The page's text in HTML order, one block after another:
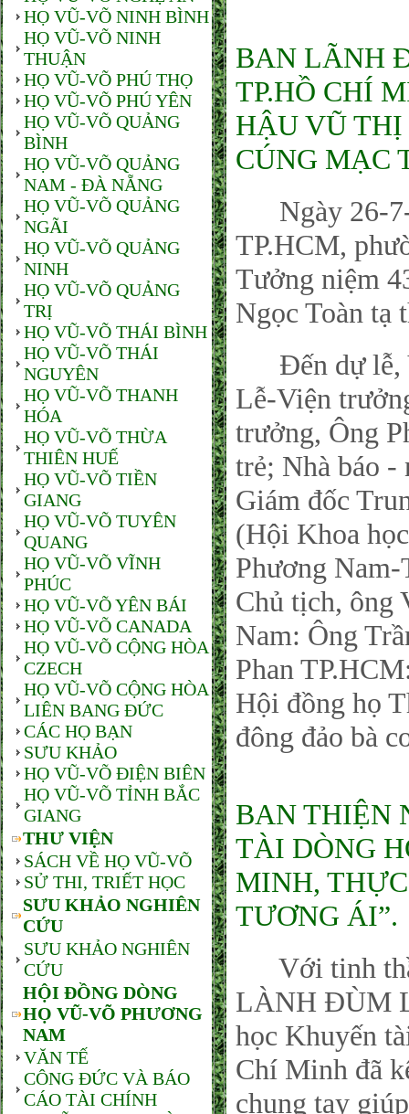
HỌ VŨ-VÕ NINH BÌNH
HỌ VŨ-VÕ NINH
THUẬN
HỌ VŨ-VÕ PHÚ THỌ
HỌ VŨ-VÕ PHÚ YÊN
HỌ VŨ-VÕ QUẢNG
BÌNH
HỌ VŨ-VÕ QUẢNG
NAM - ĐÀ NẴNG
HỌ VŨ-VÕ QUẢNG
NGÃI
HỌ VŨ-VÕ QUẢNG
NINH
HỌ VŨ-VÕ QUẢNG
TRỊ
HỌ VŨ-VÕ THÁI BÌNH
HỌ VŨ-VÕ THÁI
NGUYÊN
HỌ VŨ-VÕ THANH
HÓA
HỌ VŨ-VÕ THỪA
THIÊN HUẾ
HỌ VŨ-VÕ TIỀN
GIANG
HỌ VŨ-VÕ TUYÊN
QUANG
HỌ VŨ-VÕ VĨNH
PHÚC
HỌ VŨ-VÕ YÊN BÁI
HỌ VŨ-VÕ CANADA
HỌ VŨ-VÕ CỘNG HÒA
CZECH
HỌ VŨ-VÕ CỘNG HÒA
LIÊN BANG ĐỨC
CÁC HỌ BẠN
SƯU KHẢO
HỌ VŨ-VÕ ĐIỆN BIÊN
HỌ VŨ-VÕ TỈNH BẮC
GIANG
THƯ VIỆN
SÁCH VỀ HỌ VŨ-VÕ
SỬ THI, TRIẾT HỌC
SƯU KHẢO NGHIÊN
CỨU
SƯU KHẢO NGHIÊN
CỨU
HỘI ĐỒNG DÒNG
HỌ VŨ-VÕ PHƯƠNG
NAM
VĂN TẾ
CÔNG ĐỨC VÀ BÁO
CÁO TÀI CHÍNH
BAN LÃNH
TP.HỒ CHÍ
HẬU VŨ THỊ
CÚNG MẠC
Ngày 26-7-
TP.HCM,
Tưởng niệm
Ngọc Toàn tạ
Đến dự lễ,
Lễ-Viện
trưởng, Ông
trẻ; Nhà báo -
Giám đốc
(Hội Khoa
Phương
Chủ tịch, ông
Nam: Ông
Phan
Hội đồng họ
đông đảo bà
BAN THIỆN
TÀI DÒNG
MINH,
TƯƠNG ÁI”.
Với tinh
LÀNH ĐÙM
học Khuyến
Chí Minh đã
chung tay